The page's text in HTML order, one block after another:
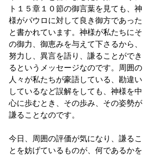
ト１５章１０節の御言葉を見ても、神
様がパウロに対して良き御方であった
と書かれています。神様が私たちにそ
の御力、御恵みを与えて下さるから、
努力し、異言を語り、謙ることができ
るというメッセージなのです。周囲の
人々が私たちが豪語している、勘違い
しているなど誤解をしても、神様を中
心に歩むとき、その歩み、その姿勢が
謙ることなのです。
今日、周囲の評価が気になり、謙るこ
とを妨げているものが、何であるかを